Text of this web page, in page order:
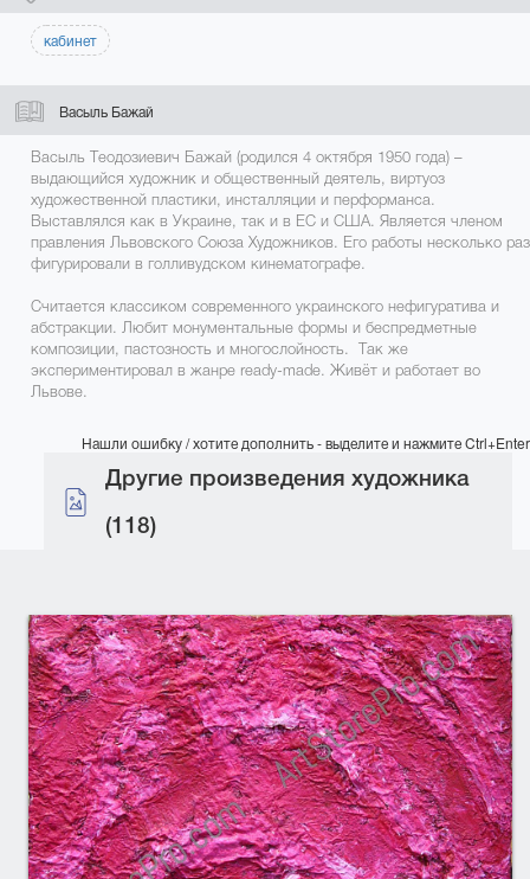
кабинет
Васыль Бажай
Васыль Теодозиевич Бажай (родился 4 октября 1950 года) –
выдающийся художник и общественный деятель, виртуоз
художественной пластики, инсталляции и перформанса.
Выставлялся как в Украине, так и в ЕС и США. Является членом
правления Львовского Союза Художников. Его работы несколько раз
фигурировали в голливудском кинематографе.
Считается классиком современного украинского нефигуратива и
абстракции. Любит монументальные формы и беспредметные
композиции, пастозность и многослойность. Так же
экспериментировал в жанре ready-made. Живёт и работает во
Львове.
Нашли ошибку / хотите дополнить - выделите и нажмите Ctrl+Enter
Другие произведения художника
(118)